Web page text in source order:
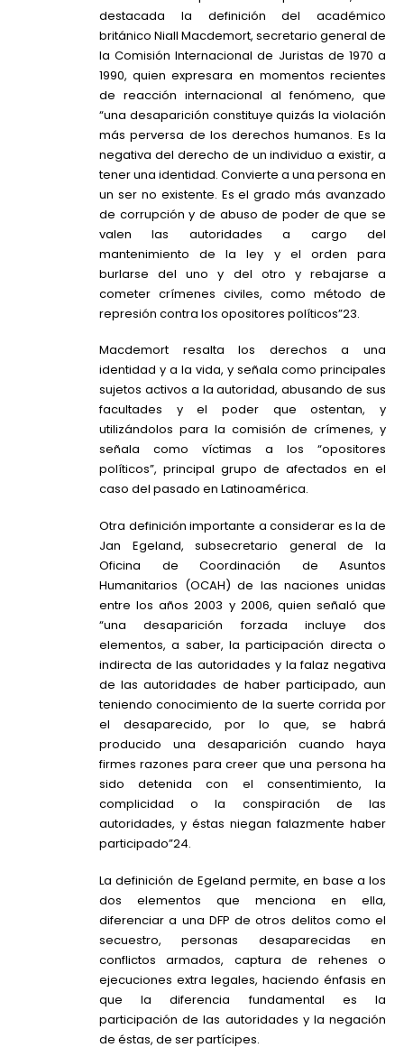
destacada la definición del académico
británico Niall Macdemort, secretario general de
la Comisión Internacional de Juristas de 1970 a
1990, quien expresara en momentos recientes
de reacción internacional al fenómeno, que
“una desaparición constituye quizás la violación
más perversa de los derechos humanos. Es la
negativa del derecho de un individuo a existir, a
tener una identidad. Convierte a una persona en
un ser no existente. Es el grado más avanzado
de corrupción y de abuso de poder de que se
valen las autoridades a cargo del
mantenimiento de la ley y el orden para
burlarse del uno y del otro y rebajarse a
cometer crímenes civiles, como método de
represión contra los opositores políticos”23.
Macdemort resalta los derechos a una
identidad y a la vida, y señala como principales
sujetos activos a la autoridad, abusando de sus
facultades y el poder que ostentan, y
utilizándolos para la comisión de crímenes, y
señala como víctimas a los “opositores
políticos”, principal grupo de afectados en el
caso del pasado en Latinoamérica.
Otra definición importante a considerar es la de
Jan Egeland, subsecretario general de la
Oficina de Coordinación de Asuntos
Humanitarios (OCAH) de lasnaciones unidas
entre los años 2003 y 2006, quien señaló que
“una desaparición forzada incluye dos
elementos, a saber, la participación directa o
indirecta de las autoridades y la falaz negativa
de las autoridades de haber participado, aun
teniendo conocimiento de la suerte corrida por
el desaparecido, por lo que, se habrá
producido una desaparición cuando haya
firmes razones para creer que una persona ha
sido detenida con el consentimiento, la
complicidad o la conspiración de las
autoridades, y éstas niegan falazmente haber
participado”24.
La definición de Egeland permite, en base a los
dos elementos que menciona en ella,
diferenciar a una DFP de otros delitos como el
secuestro, personas desaparecidas en
conflictos armados, captura de rehenes o
ejecuciones extra legales, haciendo énfasis en
que la diferencia fundamental es la
participación de las autoridades y la negación
de éstas, de ser partícipes.